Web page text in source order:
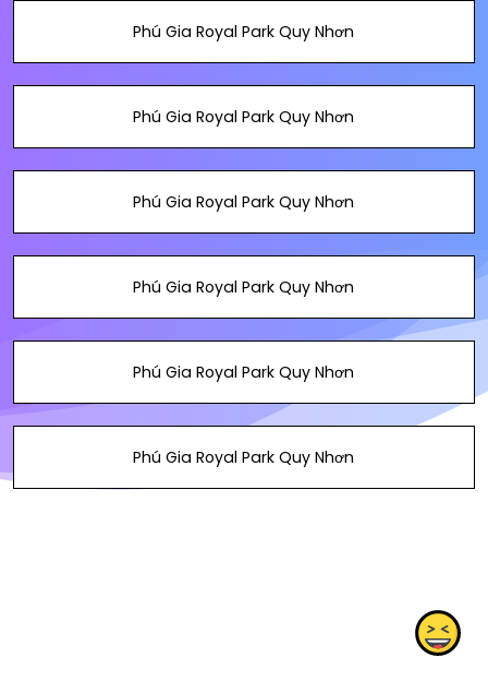
Phú Gia Royal Park Quy Nhơn
Phú Gia Royal Park Quy Nhơn
Phú Gia Royal Park Quy Nhơn
Phú Gia Royal Park Quy Nhơn
Phú Gia Royal Park Quy Nhơn
Phú Gia Royal Park Quy Nhơn